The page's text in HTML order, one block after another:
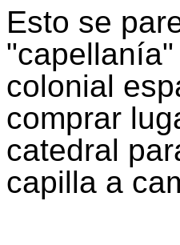
Esto se
colonial
comprar
catedral
capilla a